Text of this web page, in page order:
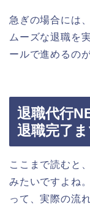
急ぎの場合には
ムーズな退職を
ールで進めるの
退職代行
退職完了
ここまで読むと
みたいですよね
って、実際の流